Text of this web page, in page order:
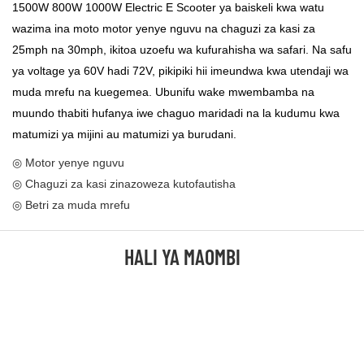
1500W 800W 1000W Electric E Scooter ya baiskeli kwa watu
wazima ina moto motor yenye nguvu na chaguzi za kasi za
25mph na 30mph, ikitoa uzoefu wa kufurahisha wa safari. Na safu
ya voltage ya 60V hadi 72V, pikipiki hii imeundwa kwa utendaji wa
muda mrefu na kuegemea. Ubunifu wake mwembamba na
muundo thabiti hufanya iwe chaguo maridadi na la kudumu kwa
matumizi ya mijini au matumizi ya burudani.
◎ Motor yenye nguvu
◎ Chaguzi za kasi zinazoweza kutofautisha
◎ Betri za muda mrefu
HALI YA MAOMBI